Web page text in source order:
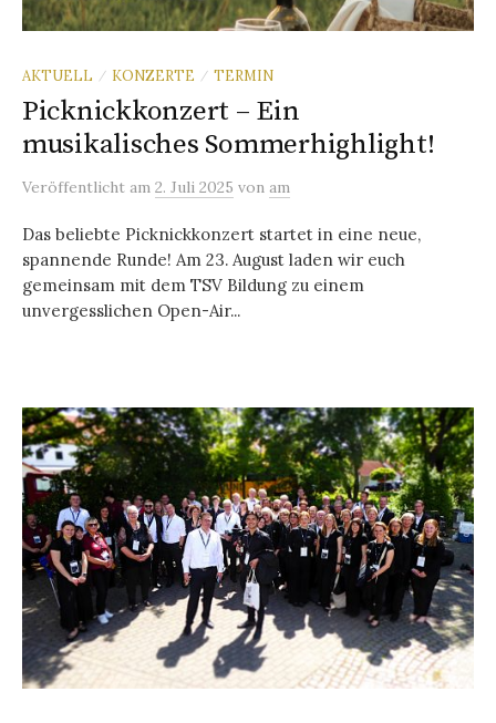
AKTUELL / KONZERTE / TERMIN
Picknickkonzert – Ein
musikalisches Sommerhighlight!
Veröffentlicht am 2. Juli 2025 von am
Das beliebte Picknickkonzert startet in eine neue,
spannende Runde! Am 23. August laden wir euch
gemeinsam mit dem TSV Bildung zu einem
unvergesslichen Open-Air...